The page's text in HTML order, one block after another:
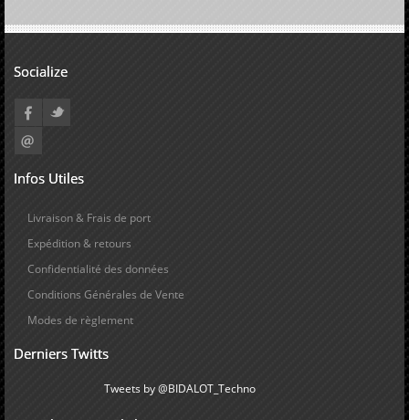
Socialize
Infos Utiles
Livraison & Frais de port
Expédition & retours
Confidentialité des données
Conditions Générales de Vente
Modes de règlement
Derniers Twitts
Tweets by @BIDALOT_Techno